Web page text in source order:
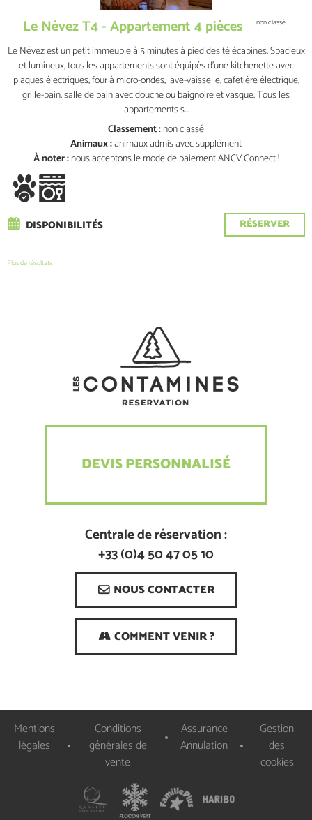
Le Névez T4 - Appartement 4 pièces non classé
Le Névez est un petit immeuble à 5 minutes à pied des télécabines. Spacieux
et lumineux, tous les appartements sont équipés d'une kitchenette avec
plaques électriques, four à micro-ondes, lave-vaisselle, cafetière électrique,
grille-pain, salle de bain avec douche ou baignoire et vasque. Tous les
appartements s...
Classement :non classé
Animaux :animaux admisavec supplément
À noter :nous acceptons le mode de paiement ANCV Connect !
RÉSERVER
DISPONIBILITÉS
Plus de résultats
DEVIS PERSONNALISÉ
Centrale de réservation :
+33 (0)4 50 47 05 10
NOUS CONTACTER
COMMENT VENIR ?
Mentions
légales
Conditions
générales de
vente
Assurance
Annulation
Gestion
des
cookies